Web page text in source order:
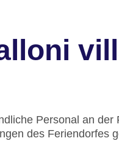
Personal an
des Feriendorfes